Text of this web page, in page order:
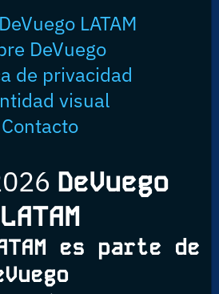
LATAM
DeVuego
de privacidad
visual
Contacto
DeVuego
LATAM
es parte de